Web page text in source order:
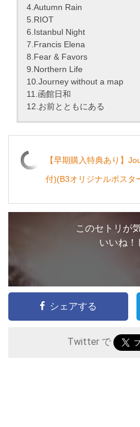
4.Autumn Rain
5.RIOT
6.Istanbul Night
7.Francis Elena
8.Fear & Favors
9.Northern Life
10.Journey without a map
11.函館日和
12.お前とともにある
【早期購入特典あり】
付)(B3オリジナルポスタ
このセトリが
いいね！
シェアする
Twitter で